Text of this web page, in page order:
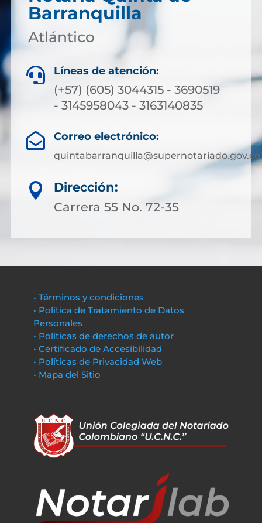
Barranquilla
Atlántico
 Líneas de atención:
(+57) (605) 3044315 - 3690519
- 3145958043 - 3163140835
 Correo electrónico:
quintabarranquilla@supernotariado.gov.co

Dirección:
Carrera 55 No. 72-35
• Términos y condiciones
• Política de Tratamiento de Datos
Personales
• Políticas de derechos de autor
• Certificado de Accesibilidad
• Políticas de Privacidad Web
• Mapa del Sitio